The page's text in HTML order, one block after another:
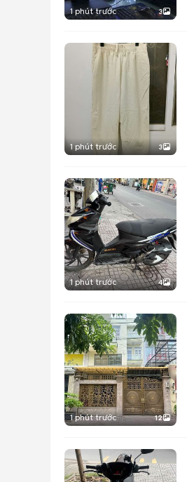
1 phút trước 3
1 phút trước 3
1 phút trước 4
1 phút trước 12